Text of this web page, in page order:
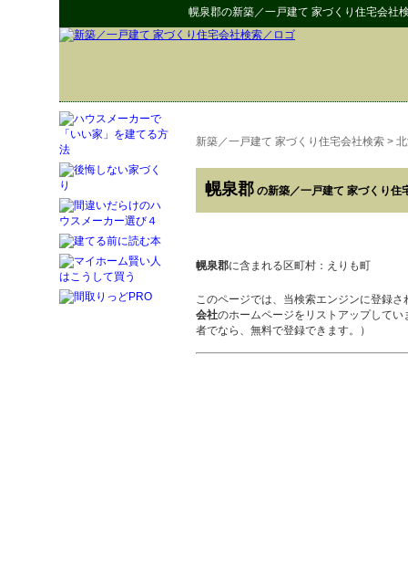
幌泉郡の新築／一戸建て 家づくり住宅会社
新築／一戸建て 家づくり住宅会社検索 >
幌泉郡 の新築／一戸建て 家づくり住
幌泉郡に含まれる区町村：えりも町
このページでは、当検索エンジンに登録さ
会社のホームページをリストアップして
者でなら、無料で登録できます。）